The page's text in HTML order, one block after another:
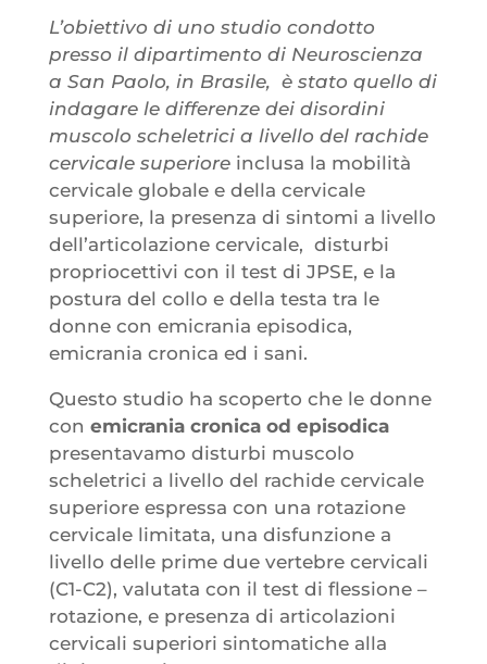
L’obiettivo di uno studio condotto
presso il dipartimento di Neuroscienza
a San Paolo, in Brasile, è stato quello di
indagare le differenze dei disordini
muscolo scheletrici a livello del rachide
cervicale superiore inclusa la mobilità
cervicale globale e della cervicale
superiore, la presenza di sintomi a livello
dell’articolazione cervicale, disturbi
propriocettivi con il test di JPSE, e la
postura del collo e della testa tra le
donne con emicrania episodica,
emicrania cronica ed i sani.
Questo studio ha scoperto che le donne
con emicrania cronica od episodica
presentavamo disturbi muscolo
scheletrici a livello del rachide cervicale
superiore espressa con una rotazione
cervicale limitata, una disfunzione a
livello delle prime due vertebre cervicali
(C1-C2), valutata con il test di flessione –
rotazione, e presenza di articolazioni
cervicali superiori sintomatiche alla